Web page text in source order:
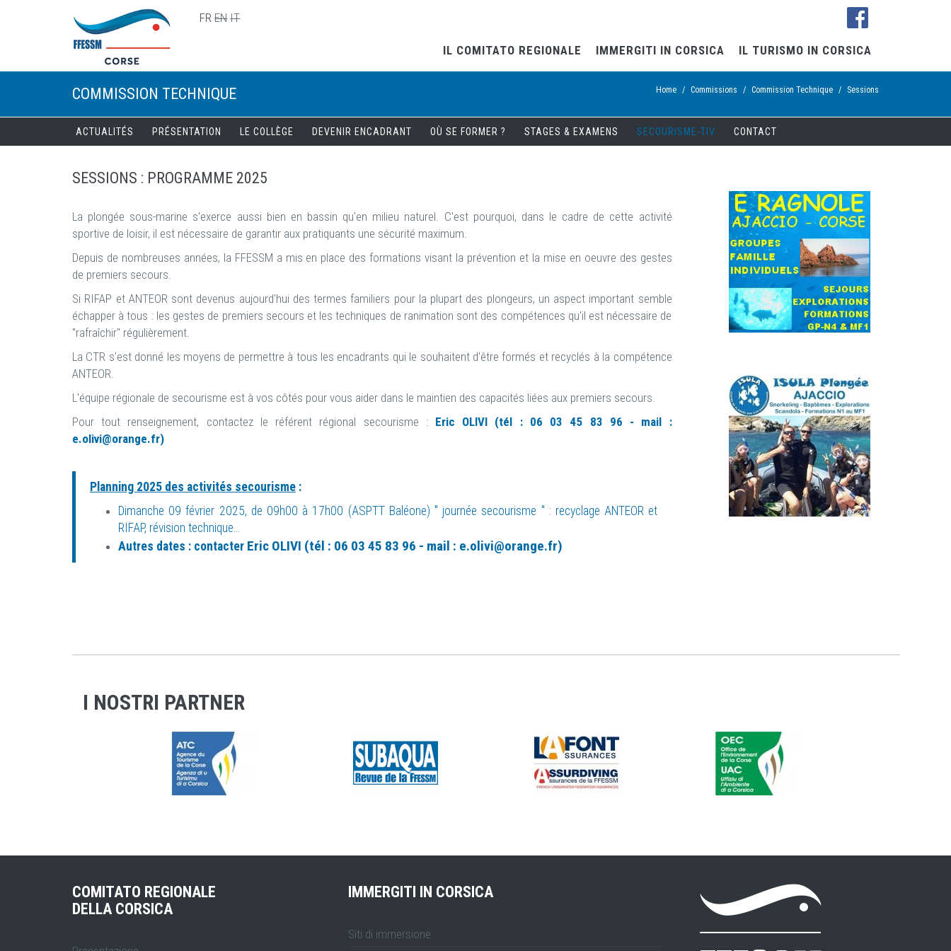
FR EN IT
IL COMITATO REGIONALE IMMERGITI IN CORSICA IL TURISMO IN CORSICA
COMMISSION TECHNIQUE Home / Commissions / Commission Technique / Sessions
ACTUALITÉS PRÉSENTATION LE COLLÈGE DEVENIR ENCADRANT OÙ SE FORMER ? STAGES & EXAMENS SECOURISME-TIV CONTACT
SESSIONS : PROGRAMME 2025
La plongée sous-marine s'exerce aussi bien en bassin qu'en milieu naturel. C'est pourquoi, dans le cadre de cette activité
sportive de loisir, il est nécessaire de garantir aux pratiquants une sécurité maximum.
Depuis de nombreuses années, la FFESSM a mis en place des formations visant la prévention et la mise en oeuvre des gestes
de premiers secours.
Si RIFAP et ANTEOR sont devenus aujourd'hui des termes familiers pour la plupart des plongeurs, un aspect important semble
échapper à tous : les gestes de premiers secours et les techniques de ranimation sont des compétences qu'il est nécessaire de
"rafraîchir" régulièrement.
La CTR s'est donné les moyens de permettre à tous les encadrants qui le souhaitent d'être formés et recyclés à la compétence
ANTEOR.
L'équipe régionale de secourisme est à vos côtés pour vous aider dans le maintien des capacités liées aux premiers secours.
Pour tout renseignement, contactez le référent régional secourisme : Eric OLIVI (tél : 06 03 45 83 96 - mail :
e.olivi@orange.fr)
Planning 2025 des activités secourisme :
Dimanche 09 février 2025, de 09h00 à 17h00 (ASPTT Baléone) " journée secourisme " : recyclage ANTEOR et
RIFAP, révision technique...
Autres dates : contacter Eric OLIVI (tél : 06 03 45 83 96 - mail : e.olivi@orange.fr)
I NOSTRI PARTNER
COMITATO REGIONALE
DELLA CORSICA
IMMERGITI IN CORSICA
Siti di immersione